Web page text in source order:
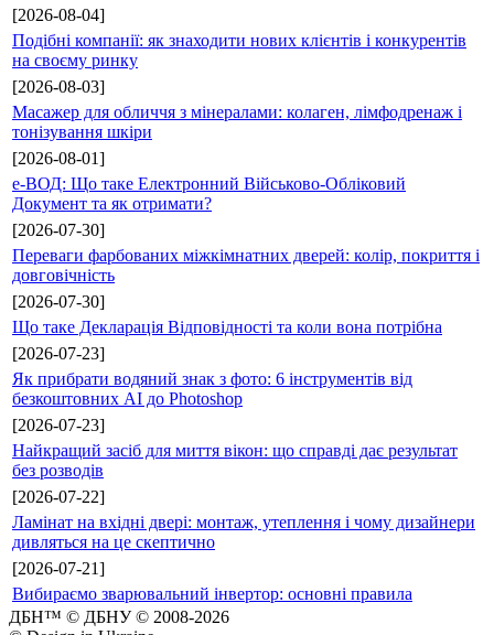
[2026-08-04]
Подібні компанії: як знаходити нових клієнтів і конкурентів
на своєму ринку
[2026-08-03]
Масажер для обличчя з мінералами: колаген, лімфодренаж і
тонізування шкіри
[2026-08-01]
е-ВОД: Що таке Електронний Військово-Обліковий
Документ та як отримати?
[2026-07-30]
Переваги фарбованих міжкімнатних дверей: колір, покриття і
довговічність
[2026-07-30]
Що таке Декларація Відповідності та коли вона потрібна
[2026-07-23]
Як прибрати водяний знак з фото: 6 інструментів від
безкоштовних AI до Photoshop
[2026-07-23]
Найкращий засіб для миття вікон: що справді дає результат
без розводів
[2026-07-22]
Ламінат на вхідні двері: монтаж, утеплення і чому дизайнери
дивляться на це скептично
[2026-07-21]
Вибираємо зварювальний інвертор: основні правила
ДБН™ © ДБНУ © 2008-2026